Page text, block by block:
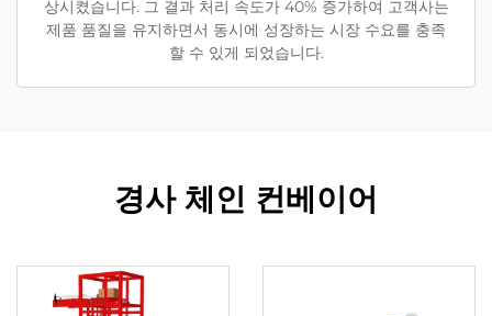
상시켰습니다. 그 결과 처리 속도가 40% 증가하여 고객사는
제품 품질을 유지하면서 동시에 성장하는 시장 수요를 충족
할 수 있게 되었습니다.
경사 체인 컨베이어